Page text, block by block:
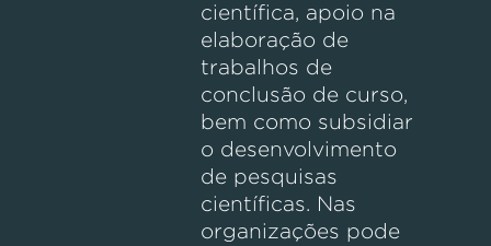
científica, apoio na
elaboração de
trabalhos de
conclusão de curso,
bem como subsidiar
o desenvolvimento
de pesquisas
científicas. Nas
organizações pode